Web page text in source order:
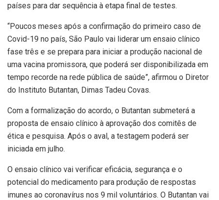
países para dar sequência à etapa final de testes.
“Poucos meses após a confirmação do primeiro caso de
Covid-19 no país, São Paulo vai liderar um ensaio clínico
fase três e se prepara para iniciar a produção nacional de
uma vacina promissora, que poderá ser disponibilizada em
tempo recorde na rede pública de saúde”, afirmou o Diretor
do Instituto Butantan, Dimas Tadeu Covas.
Com a formalização do acordo, o Butantan submeterá a
proposta de ensaio clínico à aprovação dos comitês de
ética e pesquisa. Após o aval, a testagem poderá ser
iniciada em julho.
O ensaio clínico vai verificar eficácia, segurança e o
potencial do medicamento para produção de respostas
imunes ao coronavírus nos 9 mil voluntários. O Butantan vai